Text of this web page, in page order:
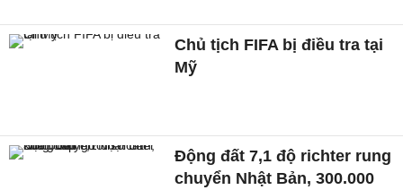
Chủ tịch FIFA bị điều tra tại
Mỹ
Động đất 7,1 độ richter rung
chuyển Nhật Bản, 300.000